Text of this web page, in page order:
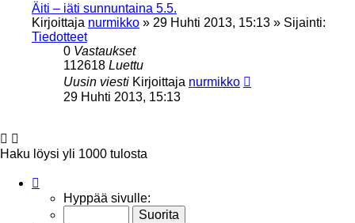
Äiti – iäti sunnuntaina 5.5.
Kirjoittaja nurmikko » 29 Huhti 2013, 15:13 » Sijainti:
Tiedotteet
0 Vastaukset
112618 Luettu
Uusin viesti Kirjoittaja nurmikko
29 Huhti 2013, 15:13
Haku löysi yli 1000 tulosta
20 Hyppää sivulle: